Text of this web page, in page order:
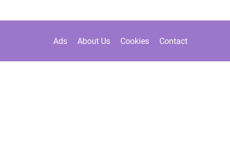
Ads About Us Cookies Contact